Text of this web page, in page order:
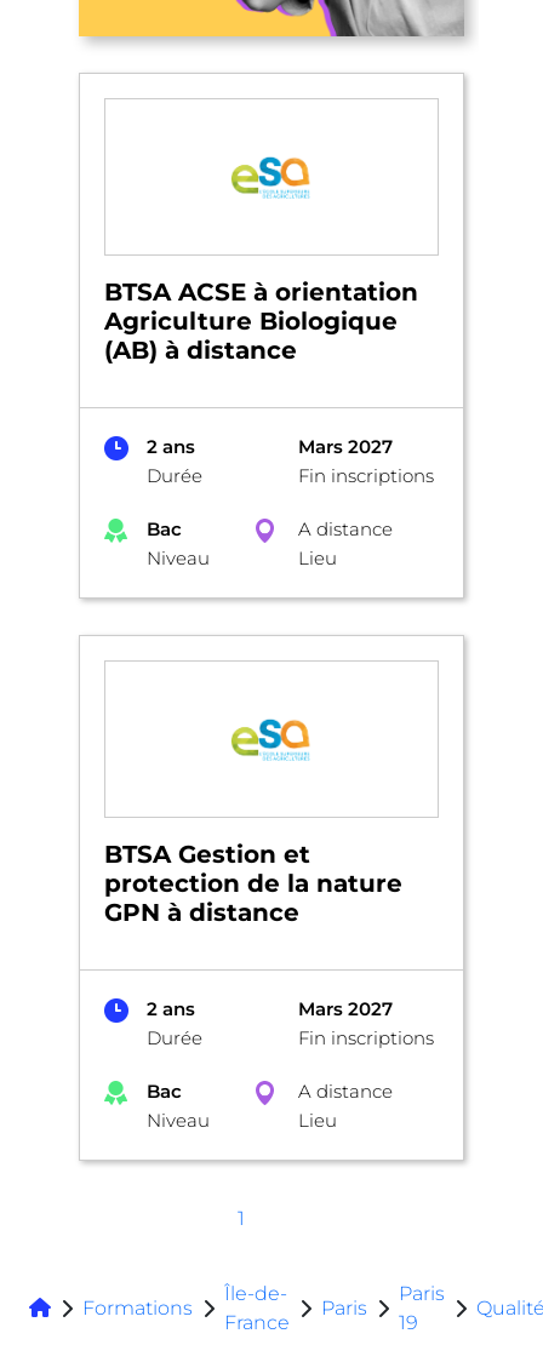
BTSA ACSE à orientation
Agriculture Biologique
(AB) à distance
2 ans
Durée
Mars 2027
Fin inscriptions
Bac
Niveau
A distance
Lieu
BTSA Gestion et
protection de la nature
GPN à distance
2 ans
Durée
Mars 2027
Fin inscriptions
Bac
Niveau
A distance
Lieu
1
Formations
Île-de-
France
Paris
Paris
19